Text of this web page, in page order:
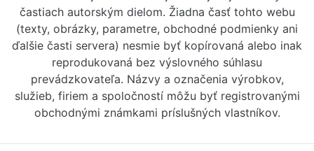
častiach autorským dielom. Žiadna časť tohto webu
(texty, obrázky, parametre, obchodné podmienky ani
ďalšie časti servera) nesmie byť kopírovaná alebo inak
reprodukovaná bez výslovného súhlasu
prevádzkovateľa. Názvy a označenia výrobkov,
služieb, firiem a spoločností môžu byť registrovanými
obchodnými známkami príslušných vlastníkov.